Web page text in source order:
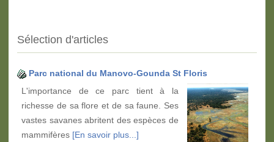
Sélection d'articles
Parc national du Manovo-Gounda St Floris
L'importance de ce parc tient à la
richesse de sa flore et de sa faune. Ses
vastes savanes abritent des espèces de
mammifères [En savoir plus...]